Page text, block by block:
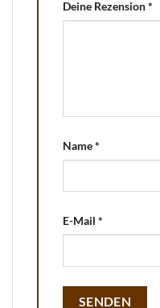
Deine Rezension*
Name*
E-Mail *